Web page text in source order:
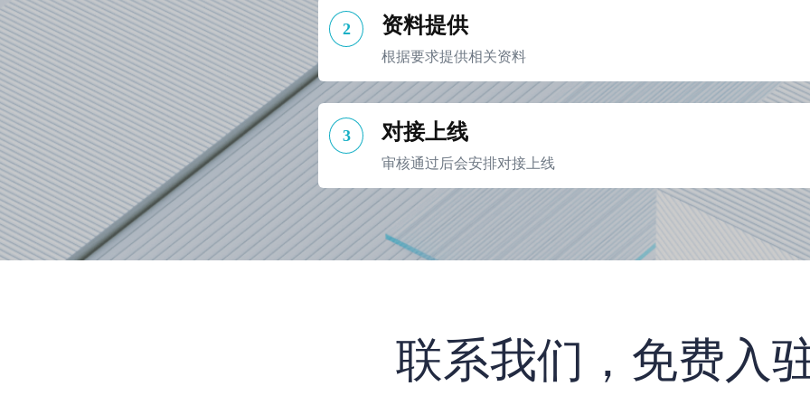
2 资料提供
根据要求提供相关资料
3 对接上线
审核通过后会安排对接上线
联系我们，免费入